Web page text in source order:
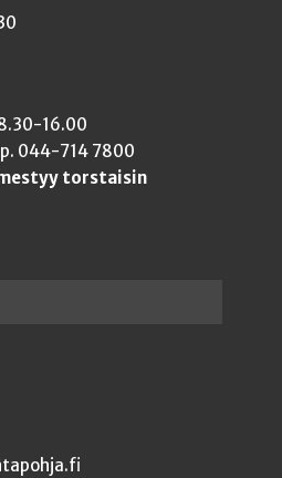
16.00
p. 044-714 7800
torstaisin